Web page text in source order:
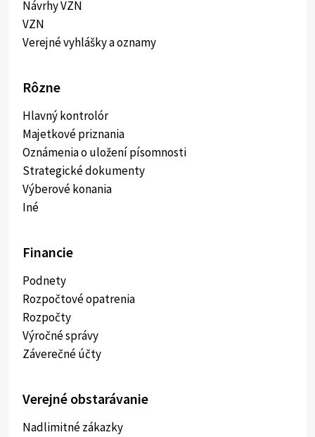
Návrhy VZN
VZN
Verejné vyhlášky a oznamy
Rôzne
Hlavný kontrolór
Majetkové priznania
Oznámenia o uložení písomnosti
Strategické dokumenty
Výberové konania
Iné
Financie
Podnety
Rozpočtové opatrenia
Rozpočty
Výročné správy
Záverečné účty
Verejné obstarávanie
Nadlimitné zákazky